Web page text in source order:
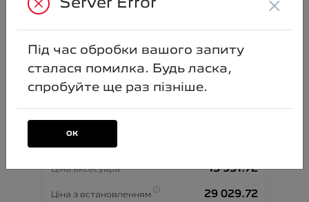
Охоронна сигналізація
Ціна аксесуара 13 951.72
Ціна з встановленням 29 029.72
Server Error
Під час обробки вашого запиту
сталася помилка. Будь ласка,
спробуйте ще раз пізніше.
ОК